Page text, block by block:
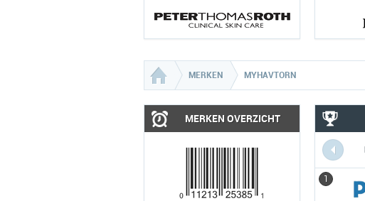
MERKEN MYHAVTORN
MERKEN OVERZICHT
1